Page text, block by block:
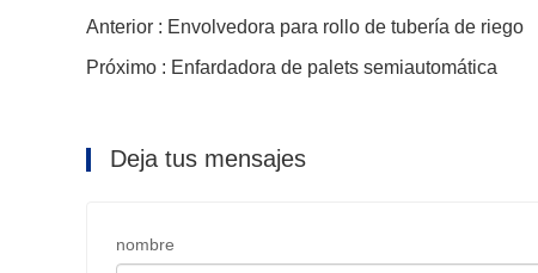
Anterior : Envolvedora para rollo de tubería de riego
Próximo : Enfardadora de palets semiautomática
Deja tus mensajes
nombre